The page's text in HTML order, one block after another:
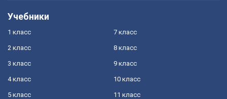
Учебники
1 класс
2 класс
3 класс
4 класс
5 класс
7 класс
8 класс
9 класс
10 класс
11 класс